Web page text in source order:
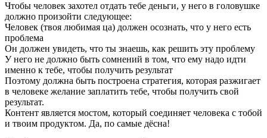
Чтобы человек захотел отдать тебе деньги, у него в головушке
должно произойти следующее:
Человек (твоя любимая ца) должен осознать, что у него есть
проблема
Он должен увидеть, что ты знаешь, как решить эту проблему
У него не должно быть сомнений в том, что ему надо идти
именно к тебе, чтобы получить результат
Поэтому должна быть построена стратегия, которая разжигает
в человеке желание заплатить тебе, чтобы получить свой
результат.
Контент является мостом, который соединяет человека с тобой
и твоим продуктом. Да, по самые дёсна!